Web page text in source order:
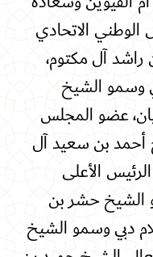
الوطني الاتحادي
آل مكتوم،
وسمو الشيخ
عضو المجلس
أحمد بن سعيد آل
الأعلى
الشيخ حشر بن
دبي وسمو الشيخ